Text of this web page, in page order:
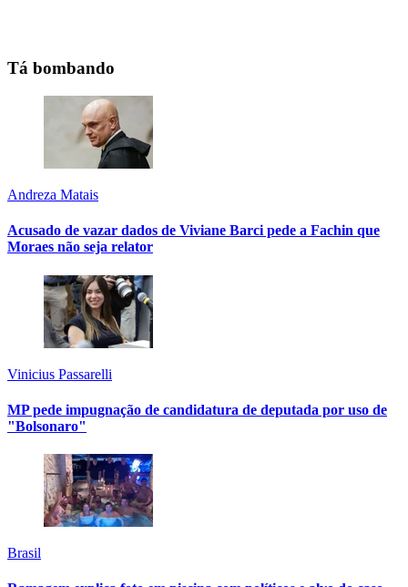
Tá bombando
Andreza Matais
Acusado de vazar dados de Viviane Barci pede a Fachin que
Moraes não seja relator
Vinicius Passarelli
MP pede impugnação de candidatura de deputada por uso de
"Bolsonaro"
Brasil